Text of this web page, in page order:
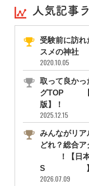
人気記事
受験前に訪
スメの神社
2020.10.05
取って良かっ
グTOP10
版】！
2025.12.15
みんながリア
どれ？総合
10！【日本
S 2026
2026.07.09